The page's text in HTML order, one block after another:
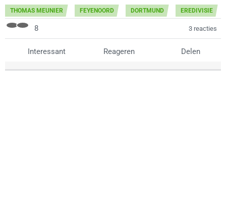
THOMAS MEUNIER FEYENOORD DORTMUND EREDIVISIE
8 3 reacties
Interessant Reageren Delen